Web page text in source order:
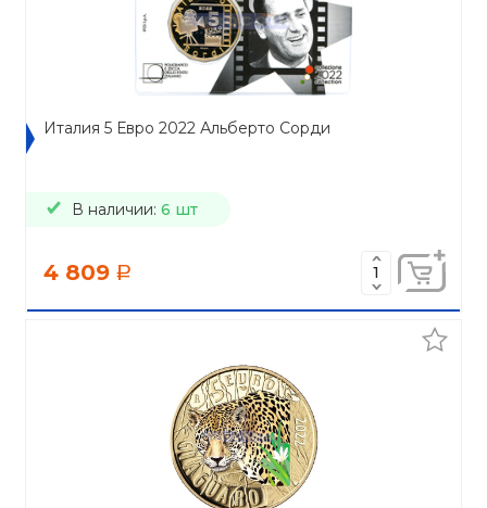
Италия 5 Евро 2022 Альберто Сорди
В наличии: 6 шт
4 809 a